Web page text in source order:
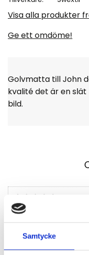
Samtycke
Visa alla produkter
Ge ett omdöme!
Golvmatta till John
kvalité det är en
bild.
Klicka på en stjärna